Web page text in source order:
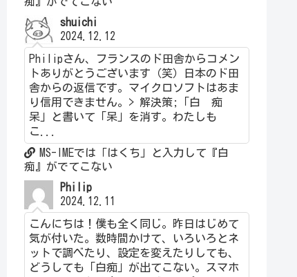
shuichi
2024.12.12
Philipさん、フランスのド田舎からコメン
トありがとうございます（笑）日本のド田
舎からの返信です。マイクロソフトはあま
り信用できません。> 解決策;「白 痴
呆」と書いて「呆」を消す。わたしも
こ...
MS-IMEでは「はくち」と入力して『白
痴』がでてこない
Philip
2024.12.11
こんにちは！僕も全く同じ。昨日はじめて
気が付いた。数時間かけて、いろいろとネ
ットで調べたり、設定を変えたりしても、
どうしても「白痴」が出てこない。スマホ